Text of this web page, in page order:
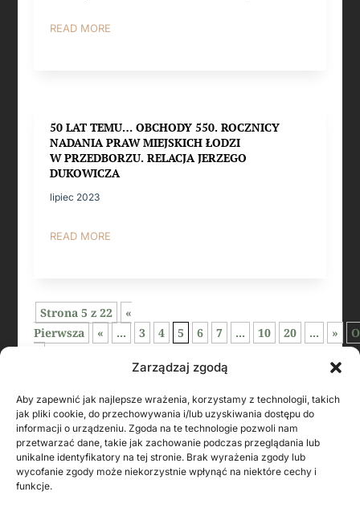
Zarządzaj zgodą
Aby zapewnić jak najlepsze wrażenia, korzystamy z technologii, takich
jak pliki cookie, do przechowywania i/lub uzyskiwania dostępu do
informacji o urządzeniu. Zgoda na te technologie pozwoli nam
przetwarzać dane, takie jak zachowanie podczas przeglądania lub
unikalne identyfikatory na tej stronie. Brak wyrażenia zgody lub
wycofanie zgody może niekorzystnie wpłynąć na niektóre cechy i
funkcje.
READ MORE
50 LAT TEMU… OBCHODY 550. ROCZNICY
NADANIA PRAW MIEJSKICH ŁODZI
W PRZEDBORZU. RELACJA JERZEGO
DUKOWICZA
lipiec 2023
READ MORE
Strona 5 z 22
«
Pierwsza
« ... 3 4 5 6 7 ... 10 20 ... »